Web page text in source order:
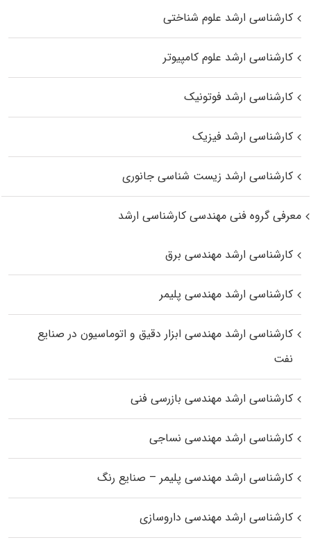
کارشناسی ارشد علوم شناختی
کارشناسی ارشد علوم کامپیوتر
کارشناسی ارشد فوتونیک
کارشناسی ارشد فیزیک
کارشناسی ارشد زیست‌ شناسی جانوری
معرفی گروه فنی مهندسی کارشناسی ارشد
کارشناسی ارشد مهندسی برق
کارشناسی ارشد مهندسی پلیمر
کارشناسی ارشد مهندسی ابزار دقیق و اتوماسیون در صنایع
نفت
کارشناسی ارشد مهندسی بازرسی فنی
کارشناسی ارشد مهندسی نساجی
کارشناسی ارشد مهندسی پلیمر – صنایع رنگ
کارشناسی ارشد مهندسی داروسازی